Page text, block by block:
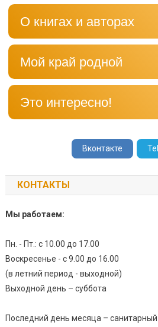
О книгах и авторах
Мой край родной
Это интересно!
Вконтакте
КОНТАКТЫ
Мы работаем:
Пн. - Пт.: с 10.00 до 17.00
Воскресенье - с 9.00 до 16.00
(в летний период - выходной)
Выходной день – суббота
Последний день месяца –